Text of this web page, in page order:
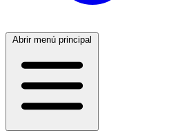
Abrir menú principal